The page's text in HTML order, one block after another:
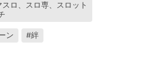
ロ、スロ専、スロット
ン 絆